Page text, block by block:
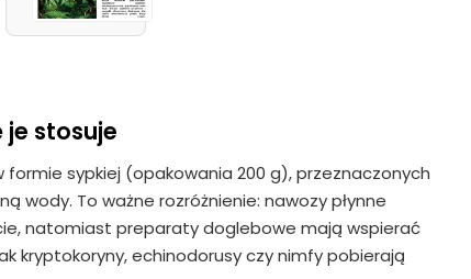
stosuje
sypkiej (opakowania 200 g), przeznaczonych
wody. To ważne rozróżnienie: nawozy płynne
natomiast preparaty doglebowe mają wspierać
kryptokoryny, echinodorusy czy nimfy pobierają